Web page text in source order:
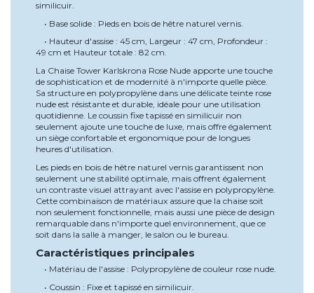
similicuir.
• Base solide : Pieds en bois de hêtre naturel vernis.
• Hauteur d'assise : 45 cm, Largeur : 47 cm, Profondeur :
49 cm et Hauteur totale : 82 cm.
La Chaise Tower Karlskrona Rose Nude apporte une touche
de sophistication et de modernité à n'importe quelle pièce.
Sa structure en polypropylène dans une délicate teinte rose
nude est résistante et durable, idéale pour une utilisation
quotidienne. Le coussin fixe tapissé en similicuir non
seulement ajoute une touche de luxe, mais offre également
un siège confortable et ergonomique pour de longues
heures d'utilisation.
Les pieds en bois de hêtre naturel vernis garantissent non
seulement une stabilité optimale, mais offrent également
un contraste visuel attrayant avec l'assise en polypropylène.
Cette combinaison de matériaux assure que la chaise soit
non seulement fonctionnelle, mais aussi une pièce de design
remarquable dans n'importe quel environnement, que ce
soit dans la salle à manger, le salon ou le bureau.
Caractéristiques principales
• Matériau de l'assise : Polypropylène de couleur rose nude.
• Coussin : Fixe et tapissé en similicuir.